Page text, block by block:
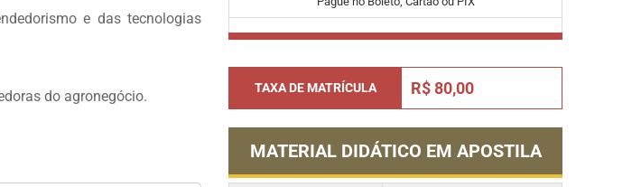
e das tecnologias
do agronegócio.
TAXA DE MATRÍCULA R$ 80,00
MATERIAL DIDÁTICO EM APOSTILA